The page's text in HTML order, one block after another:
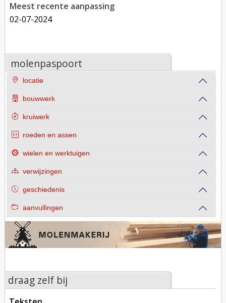
Meest recente aanpassing
02-07-2024
molenpaspoort
locatie
bouwwerk
kruiwerk
roeden en assen
wielen en werktuigen
verwijzingen
geschiedenis
aanvullingen
draag zelf bij